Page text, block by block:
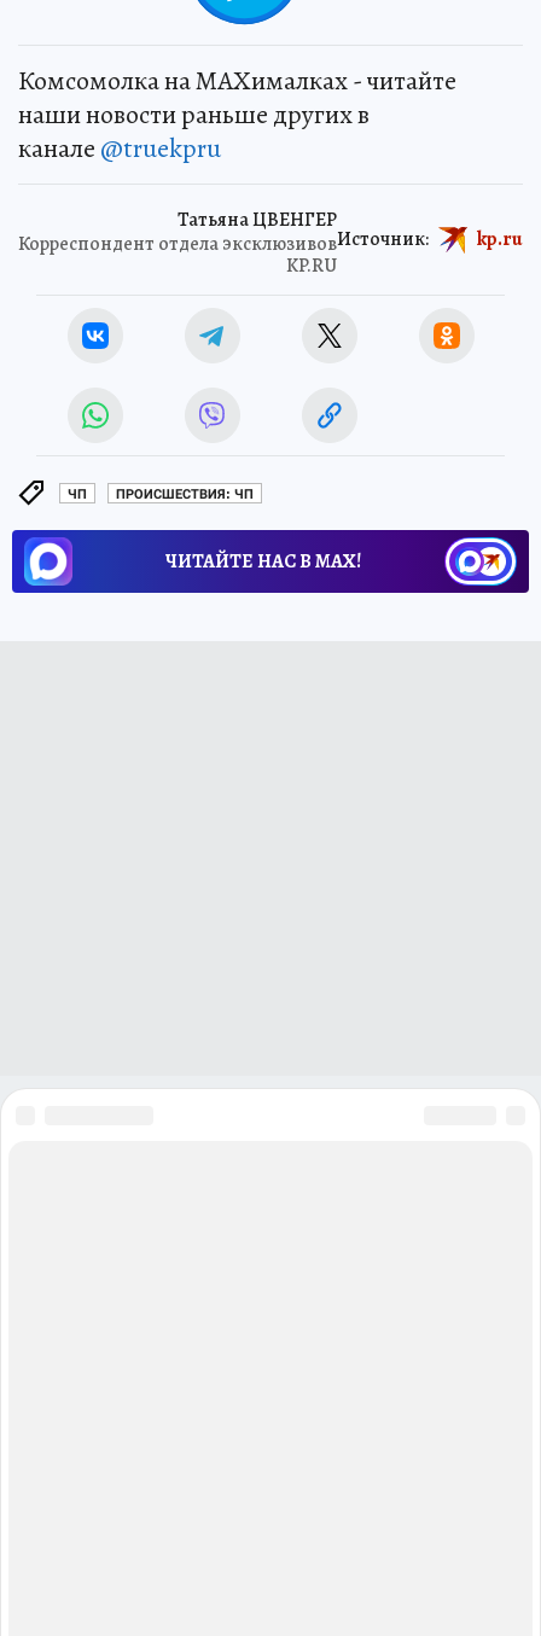
Комсомолка на MAXималках - читайте
наши новости раньше других в
канале @truekpru
Татьяна ЦВЕНГЕР
Корреспондент отдела эксклюзивов
KP.RU
Источник: kp.ru
ЧП ПРОИСШЕСТВИЯ: ЧП
ЧИТАЙТЕ НАС В МАХ!